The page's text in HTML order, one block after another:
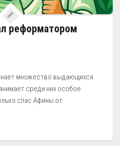
реформатором
множество выдающихся
среди них особое
спас Афины от